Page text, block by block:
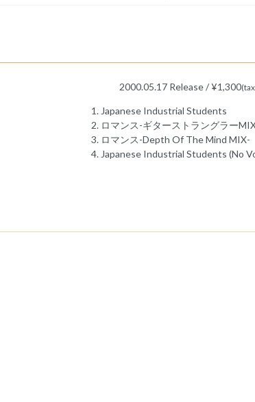
2000.05.17 Release / ¥1,300
Japanese Industrial Students
ロマンス-ギターストラングラー
ロマンス-Depth Of The Mind MIX-
Japanese Industrial Students (No